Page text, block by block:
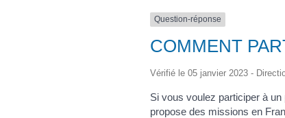
Question-réponse
COMMENT
Vérifié le 05 janvier 2023 -
Si vous voulez participer à
propose des missions en